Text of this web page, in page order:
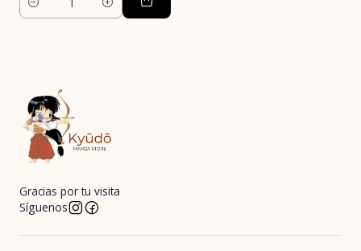
Cantidad
Gracias por tu visita
Síguenos